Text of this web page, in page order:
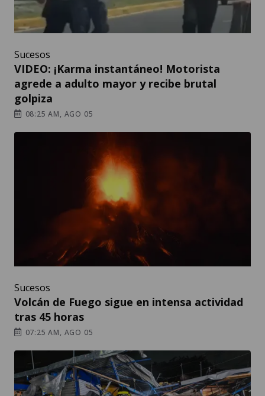
Sucesos
VIDEO: ¡Karma instantáneo! Motorista
agrede a adulto mayor y recibe brutal
golpiza
08:25 AM, AGO 05
Sucesos
Volcán de Fuego sigue en intensa actividad
tras 45 horas
07:25 AM, AGO 05